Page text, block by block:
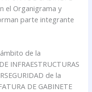
el Organigrama y
parte integrante
de la
INFRAESTRUCTURAS
de la
DE GABINETE